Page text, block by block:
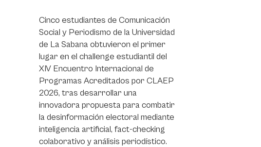
Cinco estudiantes de Comunicación
Social y Periodismo de la Universidad
de La Sabana obtuvieron el primer
lugar en el challenge estudiantil del
XIV Encuentro Internacional de
Programas Acreditados por CLAEP
2026, tras desarrollar una
innovadora propuesta para combatir
la desinformación electoral mediante
inteligencia artificial, fact-checking
colaborativo y análisis periodístico.